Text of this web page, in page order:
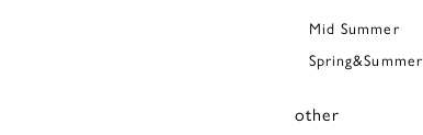
Mid Summer
Spring&Summer
other